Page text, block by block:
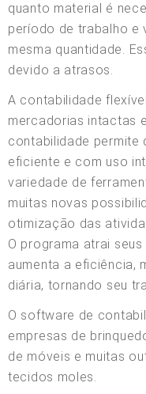
quanto material é
período de trabalho e
mesma quantidade.
devido a atrasos.
A contabilidade
mercadorias intactas
contabilidade permite
eficiente e com uso
variedade de
muitas novas
otimização das
O programa atrai
aumenta a eficiência,
diária, tornando seu
O software de
empresas de
de móveis e muitas
tecidos moles.